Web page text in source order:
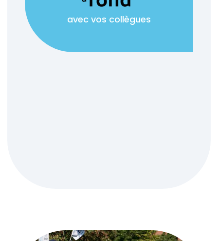
avec vos collègues